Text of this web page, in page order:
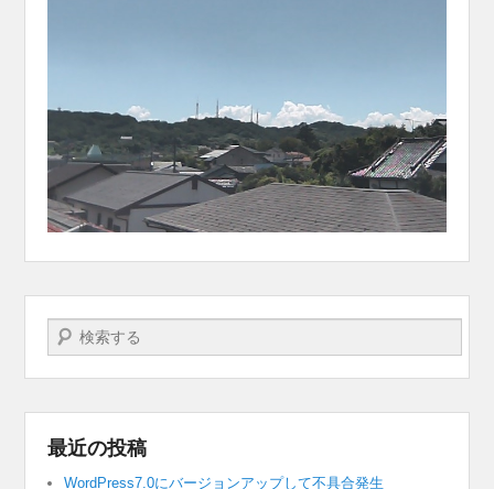
検索する
最近の投稿
WordPress7.0にバージョンアップして不具合発生